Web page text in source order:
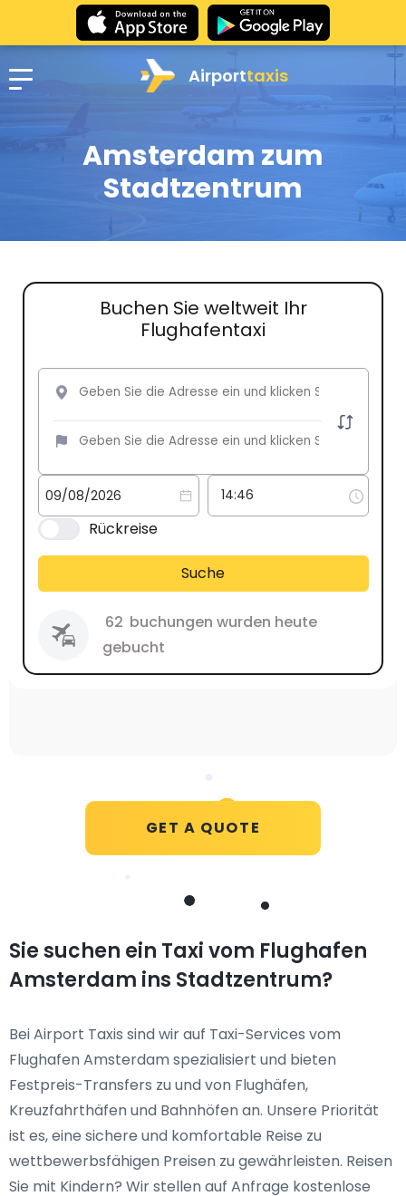
Airporttaxis
Amsterdam zum
Stadtzentrum
Buchen Sie weltweit Ihr
Flughafentaxi
Rückreise
Suche
62 buchungen wurden heute
gebucht
GET A QUOTE
Sie suchen ein Taxi vom Flughafen
Amsterdam ins Stadtzentrum?
Bei Airport Taxis sind wir auf Taxi-Services vom
Flughafen Amsterdam spezialisiert und bieten
Festpreis-Transfers zu und von Flughäfen,
Kreuzfahrthäfen und Bahnhöfen an. Unsere Priorität
ist es, eine sichere und komfortable Reise zu
wettbewerbsfähigen Preisen zu gewährleisten. Reisen
Sie mit Kindern? Wir stellen auf Anfrage kostenlose